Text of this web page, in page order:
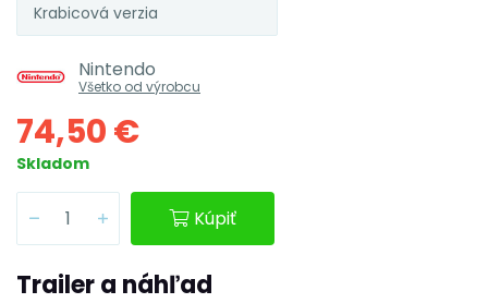
Krabicová verzia
Nintendo
Všetko od výrobcu
74,50 €
Skladom
Kúpiť
Trailer a náhľad